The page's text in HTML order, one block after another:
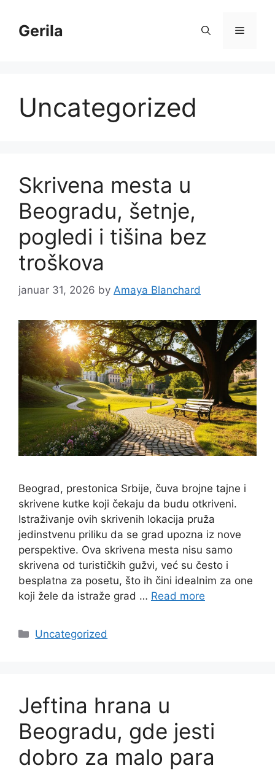
contentGerila Menu
Uncategorized
Skrivena mesta u
Beogradu, šetnje,
pogledi i tišina bez
troškova
januar 31, 2026 by Amaya Blanchard
Beograd, prestonica Srbije, čuva brojne tajne i
skrivene kutke koji čekaju da budu otkriveni.
Istraživanje ovih skrivenih lokacija pruža
jedinstvenu priliku da se grad upozna iz nove
perspektive. Ova skrivena mesta nisu samo
skrivena od turističkih gužvi, već su često i
besplatna za posetu, što ih čini idealnim za one
koji žele da istraže grad … Read more
Categories
Uncategorized
Jeftina hrana u
Beogradu, gde jesti
dobro za malo para